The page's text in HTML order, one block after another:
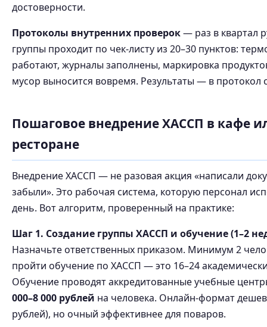
достоверности.
Протоколы внутренних проверок— раз в квартал
группы проходит по чек-листу из 20–30 пунктов:
работают, журналы заполнены, маркировка
мусор выносится вовремя. Результаты — в протокол
Пошаговое внедрение ХАССП в кафе
ресторане
Внедрение ХАССП — не разовая акция «написали
забыли». Это рабочая система, которую персонал
день. Вот алгоритм, проверенный на практике:
Шаг 1. Создание группы ХАССП и обучение (1–2
Назначьте ответственных приказом. Минимум 2
пройти обучение по ХАССП — это 16–24
Обучение проводят аккредитованные учебные
000–8 000 рублей на человека. Онлайн-формат
рублей), но очный эффективнее для поваров.